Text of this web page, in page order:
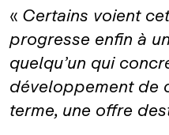
« Certains voient
progresse enfin à
quelqu’un qui
développement de
terme, une offre